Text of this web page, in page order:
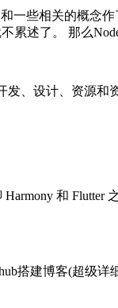
一些相关的概念
累述了。 那么
发、设计、资源
和
搭建博客(超级